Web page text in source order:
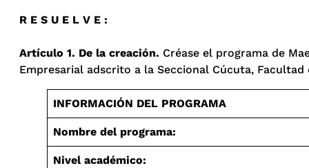
R E S U E L V E :
Artículo 1. De la creación. Créase el programa de
Empresarial adscrito a la Seccional Cúcuta, Facultad
INFORMACIÓN DEL PROGRAMA
Nombre del programa:
Nivel académico: